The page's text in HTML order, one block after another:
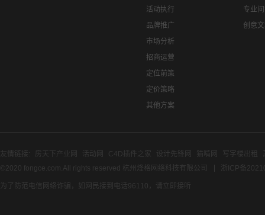
活动执行
品牌推广
市场分析
招商运营
定位前策
定价策略
其他方案
专业
创意
友情链接: 房天下产业网 活动网 C4D插件之家 设计先锋网 猫啃网 写字楼出租
©2020 fongce.com.All rights reserved 杭州烽格网络科技有限公司
浙ICP备
为了防范电信网络诈骗，如网民接到电话96110，请立即接听